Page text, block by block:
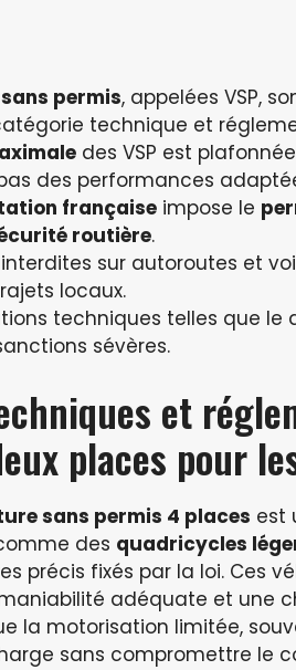
permis, appelées VSP,
technique et
des VSP est
des performances
française impose le
routière.
interdites sur autoroutes et
locaux.
techniques telles que
sévères.
et
places pour
sans permis 4 places est
des quadricycles
précis fixés par la loi. Ces
adéquate et une
la motorisation limitée,
sans compromettre le